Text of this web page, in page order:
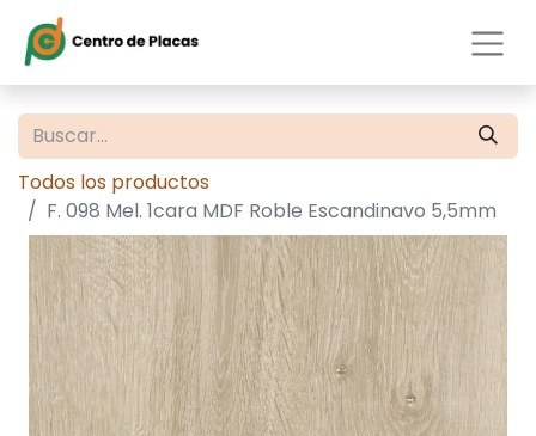
Todos los productos
F. 098 Mel. 1cara MDF Roble Escandinavo 5,5mm